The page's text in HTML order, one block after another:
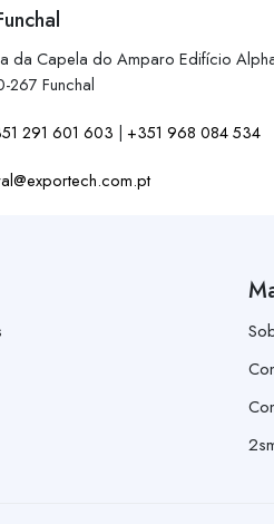
da Capela do Amparo Edifício
267 Funchal
291 601 603 | +351 968 084 534